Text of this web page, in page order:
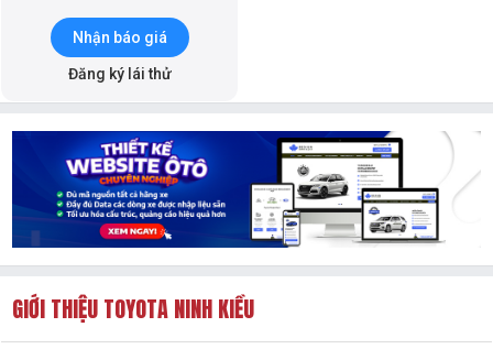
Nhận báo giá
Đăng ký lái thử
GIỚI THIỆU TOYOTA NINH KIỀU